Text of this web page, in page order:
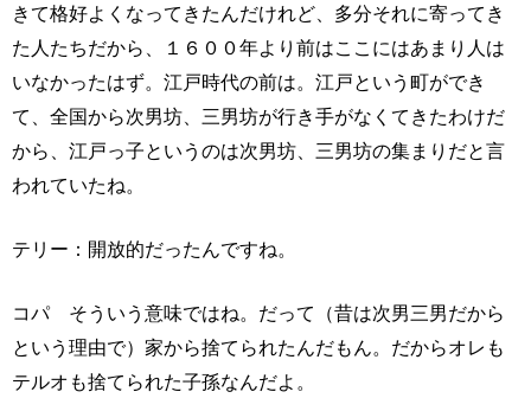
きて格好よくなってきたんだけれど、多分それに寄ってき
た人たちだから、１６００年より前はここにはあまり人は
いなかったはず。江戸時代の前は。江戸という町ができ
て、全国から次男坊、三男坊が行き手がなくてきたわけだ
から、江戸っ子というのは次男坊、三男坊の集まりだと言
われていたね。
テリー：開放的だったんですね。
コパ そういう意味ではね。だって（昔は次男三男だから
という理由で）家から捨てられたんだもん。だからオレも
テルオも捨てられた子孫なんだよ。